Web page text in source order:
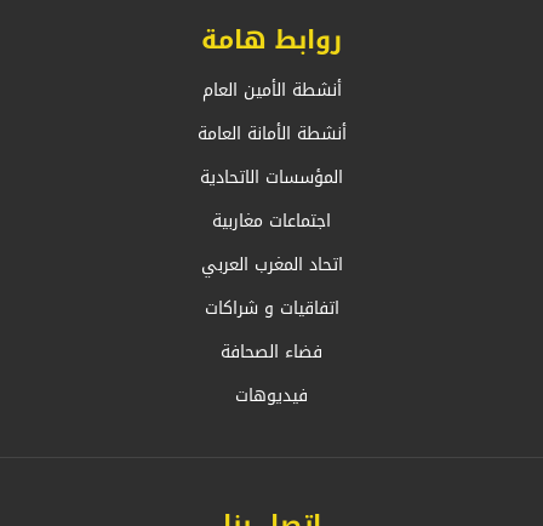
روابط هامة
أنشطة الأمين العام
أنشطة الأمانة العامة
المؤسسات الاتحادية
اجتماعات مغاربية
اتحاد المغرب العربي
اتفاقيات و شراكات
فضاء الصحافة
فيديوهات